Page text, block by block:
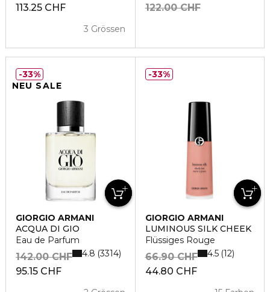
113.25 CHF
3 Grössen
122.00 CHF
NEU SALE
GIORGIO ARMANI
ACQUA DI GIO
Eau de Parfum
95.15 CHF
142.00 CHF 4.8 3314
33%
GIORGIO ARMANI
LUMINOUS SILK CHEEK
Flüssiges Rouge
44.80 CHF
66.90 CHF 4.5 12
33%